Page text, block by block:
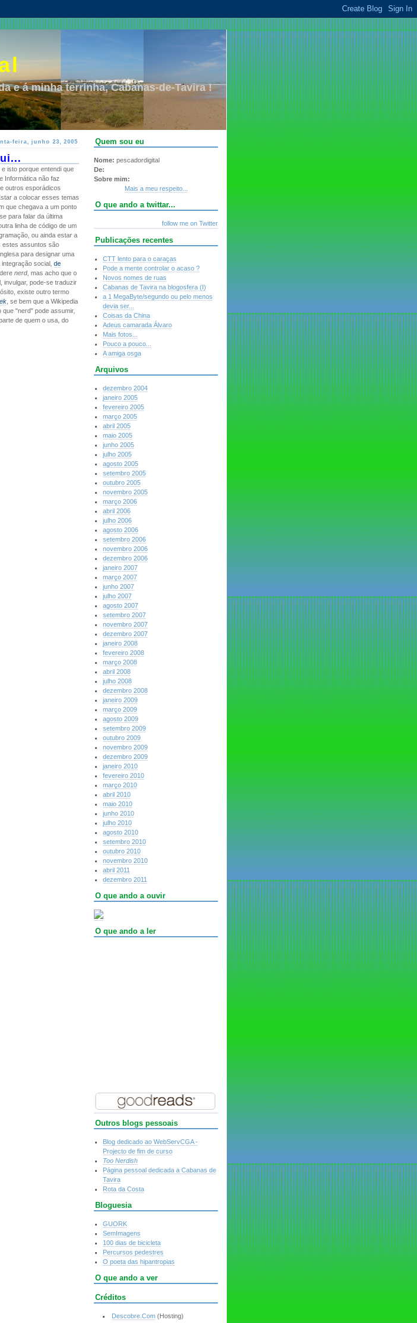
e á minha terrinha, Cabanas-de-Tavira !
feira, junho 23, 2005
, e isto porque entendi que
Informática não faz
outros esporádicos
a colocar esses temas
que chegava a um ponto
para falar da última
linha de código de um
ou ainda estar a
estes assuntos são
para designar uma
social, de
nerd, mas acho que o
invulgar, pode-se traduzir
existe outro termo
, se bem que a Wikipedia
"nerd" pode assumir,
de quem o usa, do
Quem sou eu
Nome: pescadordigital
De:
Sobre mim:
Mais a meu respeito...
O que ando a twittar...
follow me on Twitter
Publicações recentes
CTT lento para o caraças
Pode a mente controlar o acaso ?
Novos nomes de ruas
Cabanas de Tavira na blogosfera (I)
a 1 MegaByte/segundo ou pelo menos
devia ser...
Coisas da China
Adeus camarada Álvaro
Mais fotos...
Pouco a pouco...
A amiga osga
Arquivos
dezembro 2004
janeiro 2005
fevereiro 2005
março 2005
abril 2005
maio 2005
junho 2005
julho 2005
agosto 2005
setembro 2005
outubro 2005
novembro 2005
março 2006
abril 2006
julho 2006
agosto 2006
setembro 2006
novembro 2006
dezembro 2006
janeiro 2007
março 2007
junho 2007
julho 2007
agosto 2007
setembro 2007
novembro 2007
dezembro 2007
janeiro 2008
fevereiro 2008
março 2008
abril 2008
julho 2008
dezembro 2008
janeiro 2009
março 2009
agosto 2009
setembro 2009
outubro 2009
novembro 2009
dezembro 2009
janeiro 2010
fevereiro 2010
março 2010
abril 2010
maio 2010
junho 2010
julho 2010
agosto 2010
setembro 2010
outubro 2010
novembro 2010
abril 2011
dezembro 2011
O que ando a ouvir
O que ando a ler
Outros blogs pessoais
Blog dedicado ao WebServCGA -
Projecto de fim de curso
Too Nerdish
Página pessoal dedicada a Cabanas de
Tavira
Rota da Costa
Bloguesia
GUORK
SemImagens
100 dias de bicicleta
Percursos pedestres
O poeta das hipantropias
O que ando a ver
Créditos
Descobre.Com (Hosting)